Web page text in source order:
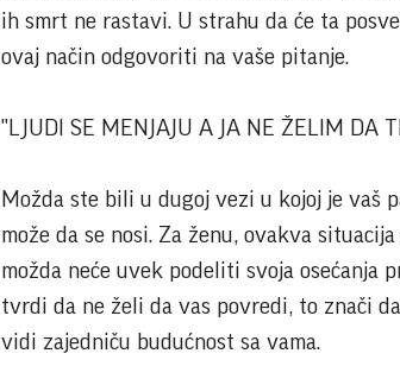
ih smrt ne rastavi. U strahu da će ta
ovaj način odgovoriti na vaše pitanje.
"LJUDI SE MENJAJU A JA NE ŽELIM DA
Možda ste bili u dugoj vezi u kojoj je vaš
može da se nosi. Za ženu, ovakva
možda neće uvek podeliti svoja osećanja
tvrdi da ne želi da vas povredi, to znači
vidi zajedniču budućnost sa vama.